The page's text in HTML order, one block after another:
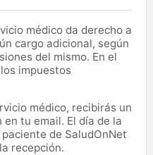
médico da derecho a
cargo adicional, según
del mismo. En el
impuestos
médico, recibirás un
tu email. El día de la
de SaludOnNet
recepción.